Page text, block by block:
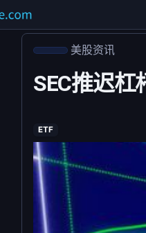
美股资讯
SEC推迟杠
ETF